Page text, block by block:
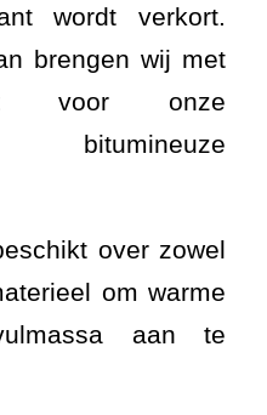
wordt verkort.
brengen wij met
voor onze
bitumineuze
over zowel
om warme
aan te